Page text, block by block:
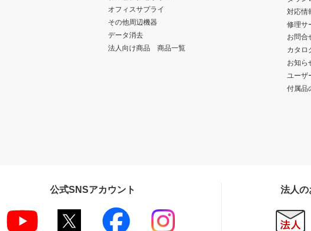
オフィスサプライ
その他周辺機器
データ消去
法人向け商品 商品一覧
対応情
修理サ
お問合
カタロ
お知ら
ユーザ
付属品
公式SNSアカウント 法人